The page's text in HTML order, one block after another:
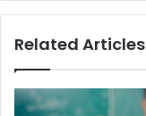
Related Articles